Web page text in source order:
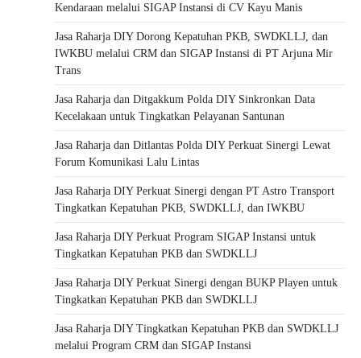
Kendaraan melalui SIGAP Instansi di CV Kayu Manis
Jasa Raharja DIY Dorong Kepatuhan PKB, SWDKLLJ, dan
IWKBU melalui CRM dan SIGAP Instansi di PT Arjuna Mir
Trans
Jasa Raharja dan Ditgakkum Polda DIY Sinkronkan Data
Kecelakaan untuk Tingkatkan Pelayanan Santunan
Jasa Raharja dan Ditlantas Polda DIY Perkuat Sinergi Lewat
Forum Komunikasi Lalu Lintas
Jasa Raharja DIY Perkuat Sinergi dengan PT Astro Transport
Tingkatkan Kepatuhan PKB, SWDKLLJ, dan IWKBU
Jasa Raharja DIY Perkuat Program SIGAP Instansi untuk
Tingkatkan Kepatuhan PKB dan SWDKLLJ
Jasa Raharja DIY Perkuat Sinergi dengan BUKP Playen untuk
Tingkatkan Kepatuhan PKB dan SWDKLLJ
Jasa Raharja DIY Tingkatkan Kepatuhan PKB dan SWDKLLJ
melalui Program CRM dan SIGAP Instansi